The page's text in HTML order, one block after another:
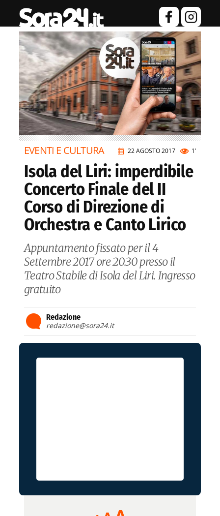
22 AGOSTO 2017 1’
EVENTI E CULTURA
Isola del Liri: imperdibile
Concerto Finale del II
Corso di Direzione di
Orchestra e Canto Lirico
Appuntamento fissato per il 4
Settembre 2017 ore 20.30 presso il
Teatro Stabile di Isola del Liri. Ingresso
gratuito
Redazione
redazione@sora24.it
Reducir